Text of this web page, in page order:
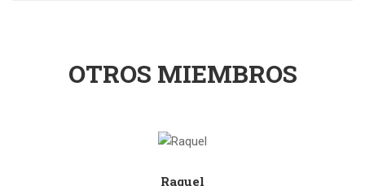
OTROS MIEMBROS
Raquel